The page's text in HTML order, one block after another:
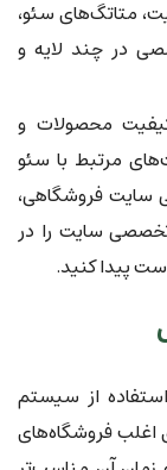
متاتگ‌های سئو،
در چند لایه و
محصولات و
مرتبط با سئو
سایت فروشگاهی،
سایت را در
پیدا کنید.
از سیستم
فروشگاه‌های